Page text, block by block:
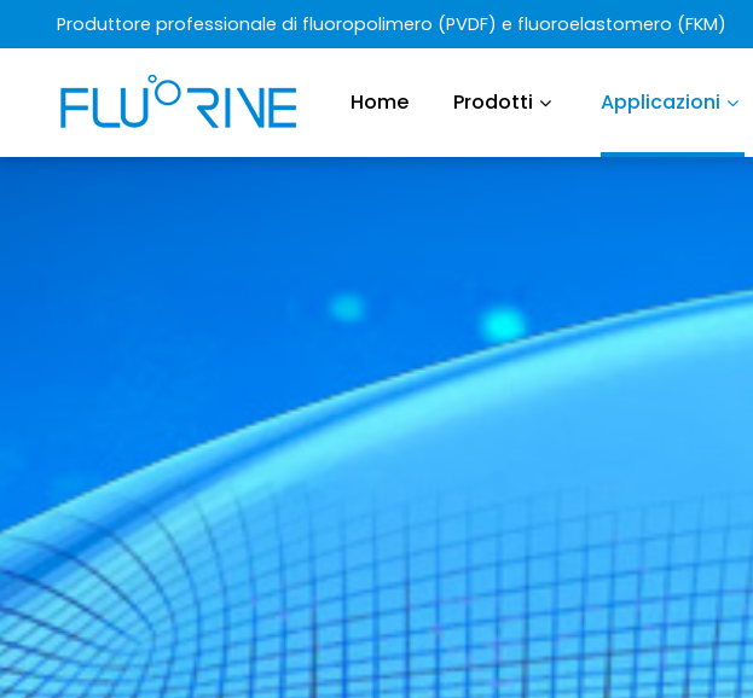
Produttore professionale di fluoropolimero (PVDF) e fluoroelastomero (FKM)
Home Prodotti Applicazioni